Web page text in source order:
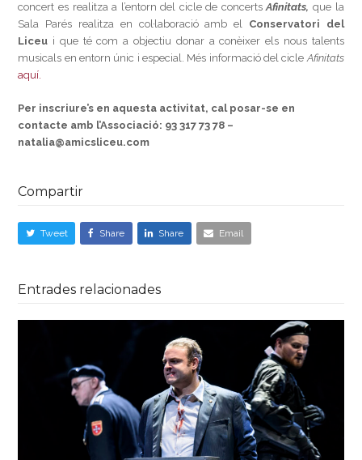
concert es realitza a l’entorn del cicle de concertsAfinitats,que la
Sala Parés realitza en col·laboració amb el Conservatori del
Liceu i que té com a objectiu donar a conèixer els nous talents
musicals en entorn únic i especial. Més informació del cicleAfinitats
aquí.
Per inscriure’s en aquesta activitat, cal posar-se en
contacte amb l’Associació: 93 317 73 78 –
natalia@amicsliceu.com
Compartir
Tweet Share Share Email
Entrades relacionades